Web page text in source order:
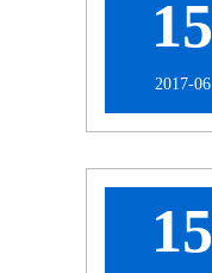
15
2017-06
15